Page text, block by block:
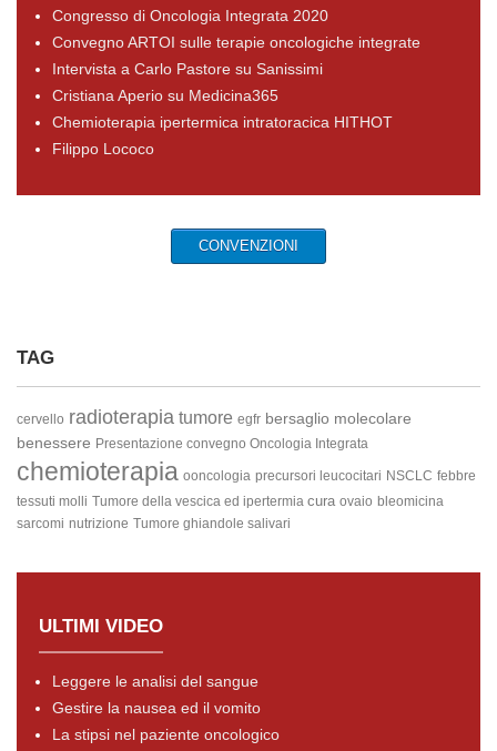
Congresso di Oncologia Integrata 2020
Convegno ARTOI sulle terapie oncologiche integrate
Intervista a Carlo Pastore su Sanissimi
Cristiana Aperio su Medicina365
Chemioterapia ipertermica intratoracica HITHOT
Filippo Lococo
CONVENZIONI
TAG
cervello radioterapia tumore egfr bersaglio molecolare
benessere Presentazione convegno Oncologia Integrata
chemioterapia ooncologia precursori leucocitari NSCLC febbre
tessuti molli Tumore della vescica ed ipertermia cura ovaio bleomicina
sarcomi nutrizione Tumore ghiandole salivari
ULTIMI VIDEO
Leggere le analisi del sangue
Gestire la nausea ed il vomito
La stipsi nel paziente oncologico